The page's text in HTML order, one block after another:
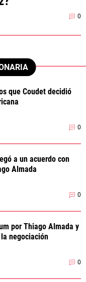
0
que Coudet decidió
0
a un acuerdo con
Almada
0
por Thiago Almada y
negociación
0